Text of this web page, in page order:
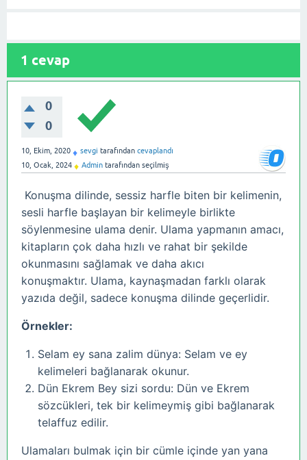
1 cevap
0
0
10, Ekim, 2020 ♦ sevgi tarafından cevaplandı
10, Ocak, 2024 ♦ Admin tarafından seçilmiş
Konuşma dilinde, sessiz harfle biten bir kelimenin,
sesli harfle başlayan bir kelimeyle birlikte
söylenmesine ulama denir. Ulama yapmanın amacı,
kitapların çok daha hızlı ve rahat bir şekilde
okunmasını sağlamak ve daha akıcı
konuşmaktır. Ulama, kaynaşmadan farklı olarak
yazıda değil, sadece konuşma dilinde geçerlidir.
Örnekler:
Selam ey sana zalim dünya: Selam ve ey
kelimeleri bağlanarak okunur.
Dün Ekrem Bey sizi sordu: Dün ve Ekrem
sözcükleri, tek bir kelimeymiş gibi bağlanarak
telaffuz edilir.
Ulamaları bulmak için bir cümle içinde yan yana